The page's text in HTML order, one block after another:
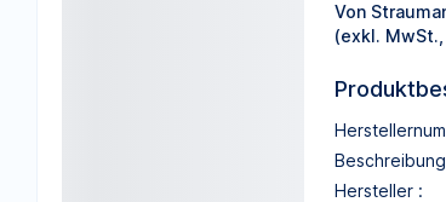
Von
(exkl.
Hersteller :